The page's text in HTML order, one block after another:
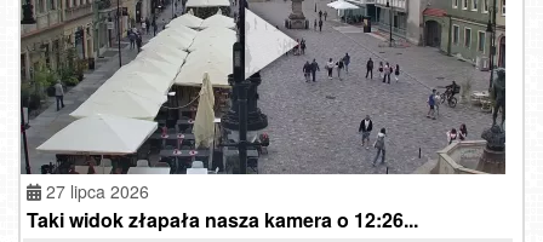
27 lipca 2026
Taki widok złapała nasza kamera o 12:26...